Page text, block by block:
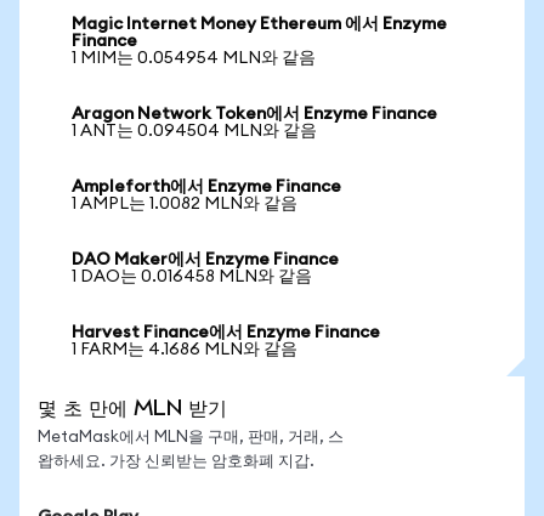
Magic Internet Money Ethereum 에서 Enzyme
Finance
1 MIM는 0.054954 MLN와 같음
Aragon Network Token에서 Enzyme Finance
1 ANT는 0.094504 MLN와 같음
Ampleforth에서 Enzyme Finance
1 AMPL는 1.0082 MLN와 같음
DAO Maker에서 Enzyme Finance
1 DAO는 0.016458 MLN와 같음
Harvest Finance에서 Enzyme Finance
1 FARM는 4.1686 MLN와 같음
몇 초 만에 MLN 받기
MetaMask에서 MLN을 구매, 판매, 거래, 스
왑하세요. 가장 신뢰받는 암호화폐 지갑.